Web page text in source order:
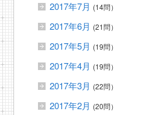
2017年7月 (14問）
2017年6月 (21問）
2017年5月 (19問）
2017年4月 (19問）
2017年3月 (22問）
2017年2月 (20問）